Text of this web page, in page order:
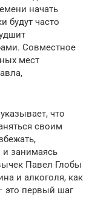
начать
будут часто
Совместное
мест
что
своим
и занимаясь
Павел Глобы
и алкоголя, как
это первый шаг